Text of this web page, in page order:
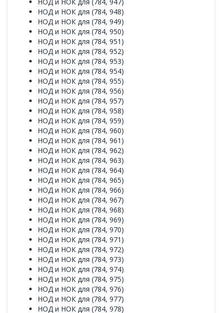
НОД и НОК для (784, 948)
НОД и НОК для (784, 949)
НОД и НОК для (784, 950)
НОД и НОК для (784, 951)
НОД и НОК для (784, 952)
НОД и НОК для (784, 953)
НОД и НОК для (784, 954)
НОД и НОК для (784, 955)
НОД и НОК для (784, 956)
НОД и НОК для (784, 957)
НОД и НОК для (784, 958)
НОД и НОК для (784, 959)
НОД и НОК для (784, 960)
НОД и НОК для (784, 961)
НОД и НОК для (784, 962)
НОД и НОК для (784, 963)
НОД и НОК для (784, 964)
НОД и НОК для (784, 965)
НОД и НОК для (784, 966)
НОД и НОК для (784, 967)
НОД и НОК для (784, 968)
НОД и НОК для (784, 969)
НОД и НОК для (784, 970)
НОД и НОК для (784, 971)
НОД и НОК для (784, 972)
НОД и НОК для (784, 973)
НОД и НОК для (784, 974)
НОД и НОК для (784, 975)
НОД и НОК для (784, 976)
НОД и НОК для (784, 977)
НОД и НОК для (784, 978)